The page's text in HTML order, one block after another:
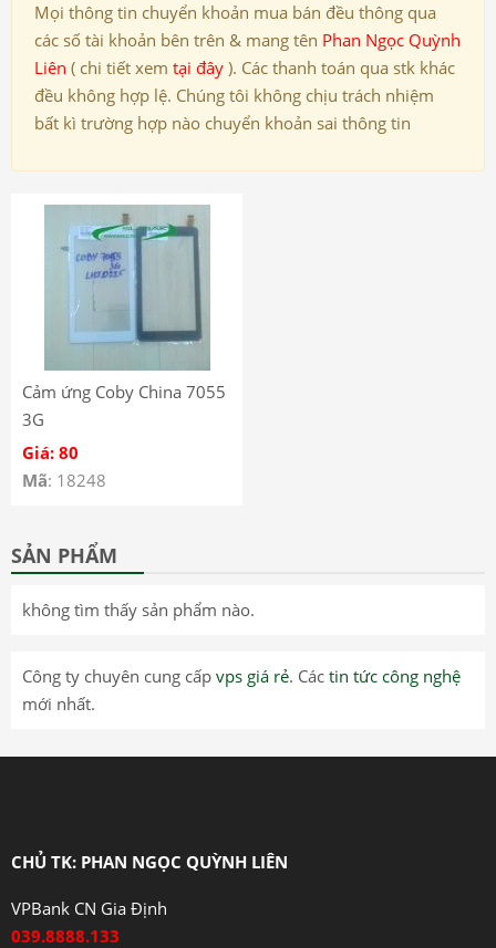
Mọi thông tin chuyển khoản mua bán đều thông qua
các số tài khoản bên trên & mang tên Phan Ngọc Quỳnh
Liên ( chi tiết xem tại đây ). Các thanh toán qua stk khác
đều không hợp lệ. Chúng tôi không chịu trách nhiệm
bất kì trường hợp nào chuyển khoản sai thông tin
Cảm ứng Coby China 7055
3G
Giá: 80
Mã: 18248
SẢN PHẨM
không tìm thấy sản phẩm nào.
Công ty chuyên cung cấp vps giá rẻ. Các tin tức công nghệ
mới nhất.
CHỦ TK: PHAN NGỌC QUỲNH LIÊN
VPBank CN Gia Định
039.8888.133